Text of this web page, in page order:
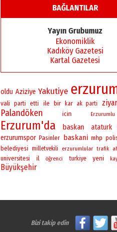
Esat BİNDESEN
Başkan Sekmen’den
bir vizyon proje
02 Ağustos 2026
BAĞLANTILAR
Yayın Grubumuz
Ekonomiklik
Kadıköy Gazetesi
Kartal Gazetesi
oldu Aziziye Yakutiye
vali parti etti ile bir kar ak parti
Palandöken icin Erzurumlu
Erzurum'da baskan ataturk
erzurumspor Pasinler baskani mhp
belediyesi milletvekili erzurumlular trafik
universitesi il öğrenci turkiye yeni
Büyükşehir
Bizi takip edin